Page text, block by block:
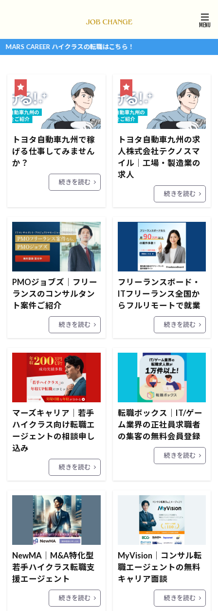
CAREER ハイクラスの転職はこちら！
トヨタ自動車九州で稼
げる仕事してみません
か？
続きを読む
トヨタ自動車九州の求
人株式会社テクノスマ
イル｜工場・製造業の
求人
続きを読む
PMOジョブズ｜フリー
ランスのコンサルタン
ト案件ご紹介
続きを読む
フリーランスボード・
ITフリーランス全国か
らフルリモートで就業
続きを読む
マーズキャリア｜若手
ハイクラス向け転職エ
ージェントの相談申し
込み
続きを読む
転職ボックス｜IT/ゲー
ム業界の正社員求職者
の集客の無料会員登録
続きを読む
NewMA｜M&A特化型
若手ハイクラス転職支
援エージェント
続きを読む
MyVision｜コンサル転
職エージェントの無料
キャリア面談
続きを読む